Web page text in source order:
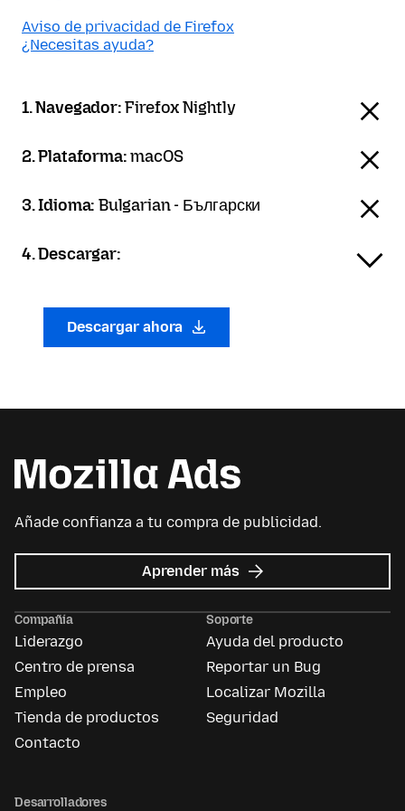
Aviso de privacidad de Firefox
¿Necesitas ayuda?
1. Navegador:Firefox Nightly
2. Plataforma:macOS
3. Idioma:Bulgarian - Български
4. Descargar:
Descargar ahora
Añade confianza a tu compra de publicidad.
Aprender más acerca
de
Ads
Compañía
Liderazgo
Centro de prensa
Empleo
Tienda de productos
Contacto
Soporte
Ayuda del producto
Reportar un Bug
Localizar Mozilla
Seguridad
Desarrolladores